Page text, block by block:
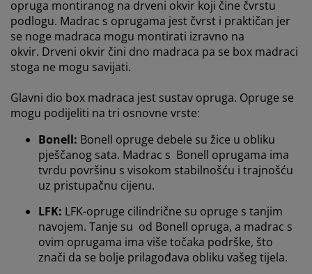
opruga montiranog na drveni okvir koji čine čvrstu
podlogu. Madrac s oprugama jest čvrst i praktičan jer
se noge madraca mogu montirati izravno na
okvir. Drveni okvir čini dno madraca pa se box madraci
stoga ne mogu savijati.
Glavni dio box madraca jest sustav opruga. Opruge se
mogu podijeliti na tri osnovne vrste:
Bonell: Bonell opruge debele su žice u obliku
pješčanog sata. Madrac s Bonell oprugama ima
tvrdu površinu s visokom stabilnošću i trajnošću
uz pristupačnu cijenu.
LFK: LFK-opruge cilindrične su opruge s tanjim
navojem. Tanje su od Bonell opruga, a madrac s
ovim oprugama ima više točaka podrške, što
znači da se bolje prilagođava obliku vašeg tijela.